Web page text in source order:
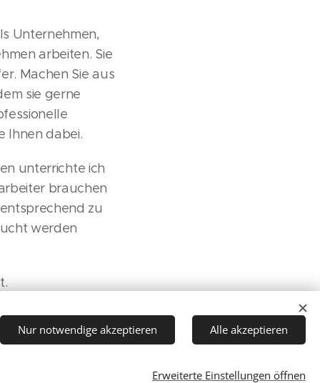
Unternehmen,
arbeiten. Sie
Machen Sie aus
sie gerne
Ihnen dabei.
unterrichte ich
brauchen
zu
werden
Nur notwendige akzeptieren Alle akzeptieren
Erweiterte Einstellungen öffnen